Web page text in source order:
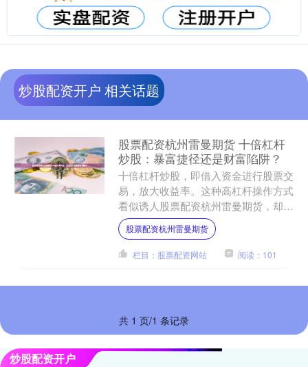
炒股配资开户 相关话题
股票配资杭州雷曼期货 十倍杠杆
炒股：暴富捷径还是财富陷阱？
十倍杠杆炒股，即借入资金进行股票交
易，放大收益率。这种高杠杆操作方式
看似诱人股票配资杭州雷曼期货，却暗
藏巨大风险。 根据《证券法》和《期
货交易管理条例》等相关法....
股票配资杭州雷曼期货
栏目：股票配资网站 阅读：101
共 1 页/1 条记录
炒股配资开户